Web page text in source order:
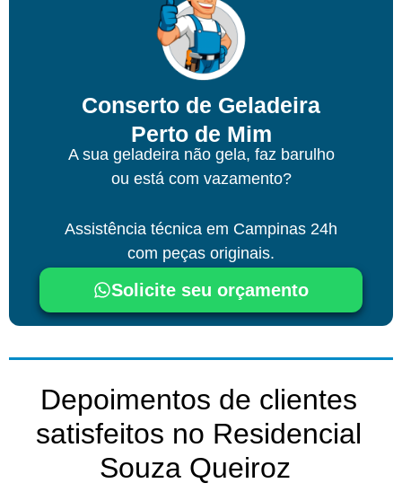
Conserto de Geladeira
Perto de Mim
A sua geladeira não gela, faz barulho
ou está com vazamento?
Assistência técnica em Campinas 24h
com peças originais.
Solicite seu orçamento
Depoimentos de clientes
satisfeitos no Residencial
Souza Queiroz ​